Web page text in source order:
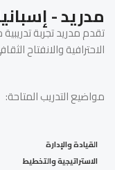
مدريد -
تقدم مدريد تجربة
الاحترافية والانفتاح
مواضيع التدريب المتاحة:
القيادة والإدارة
الاستراتيجية والتخطيط